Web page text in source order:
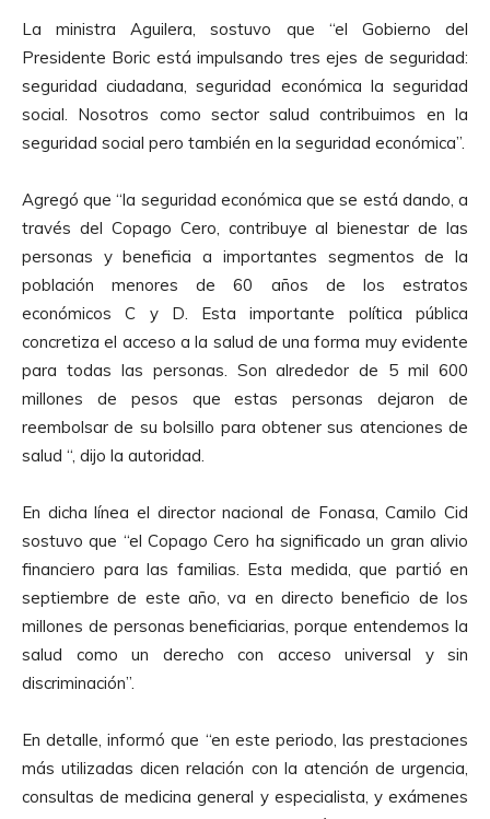
La ministra Aguilera, sostuvo que “el Gobierno del
Presidente Boric está impulsando tres ejes de seguridad:
seguridad ciudadana, seguridad económica la seguridad
social. Nosotros como sector salud contribuimos en la
seguridad social pero también en la seguridad económica”.
Agregó que “la seguridad económica que se está dando, a
través del Copago Cero, contribuye al bienestar de las
personas y beneficia a importantes segmentos de la
población menores de 60 años de los estratos
económicos C y D. Esta importante política pública
concretiza el acceso a la salud de una forma muy evidente
para todas las personas. Son alrededor de 5 mil 600
millones de pesos que estas personas dejaron de
reembolsar de su bolsillo para obtener sus atenciones de
salud “, dijo la autoridad.
En dicha línea el director nacional de Fonasa, Camilo Cid
sostuvo que “el Copago Cero ha significado un gran alivio
financiero para las familias. Esta medida, que partió en
septiembre de este año, va en directo beneficio de los
millones de personas beneficiarias, porque entendemos la
salud como un derecho con acceso universal y sin
discriminación”.
En detalle, informó que “en este periodo, las prestaciones
más utilizadas dicen relación con la atención de urgencia,
consultas de medicina general y especialista, y exámenes